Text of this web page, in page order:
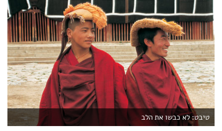
טיבט: לא כבשו את הלב